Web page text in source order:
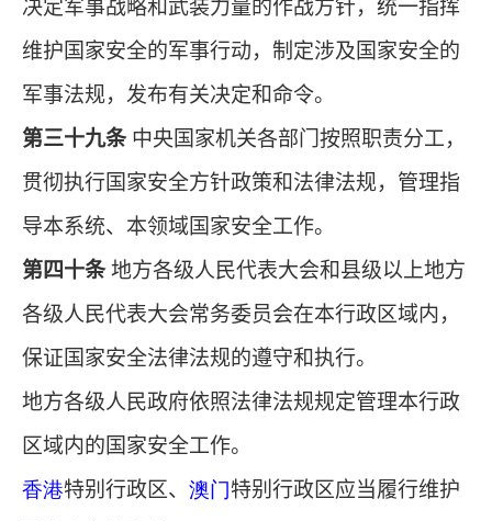
决定军事战略和武装力量的作战方针，统一指挥
维护国家安全的军事行动，制定涉及国家安全的
军事法规，发布有关决定和命令。
第三十九条中央国家机关各部门按照职责分工，
贯彻执行国家安全方针政策和法律法规，管理指
导本系统、本领域国家安全工作。
第四十条地方各级人民代表大会和县级以上地方
各级人民代表大会常务委员会在本行政区域内，
保证国家安全法律法规的遵守和执行。
地方各级人民政府依照法律法规规定管理本行政
区域内的国家安全工作。
香港特别行政区、 澳门特别行政区应当履行维护